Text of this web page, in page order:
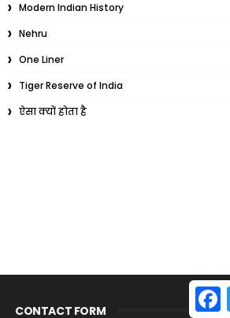
Modern Indian History
Nehru
One Liner
Tiger Reserve of India
ऐसा क्यों होता है
CONTACT FORM
a